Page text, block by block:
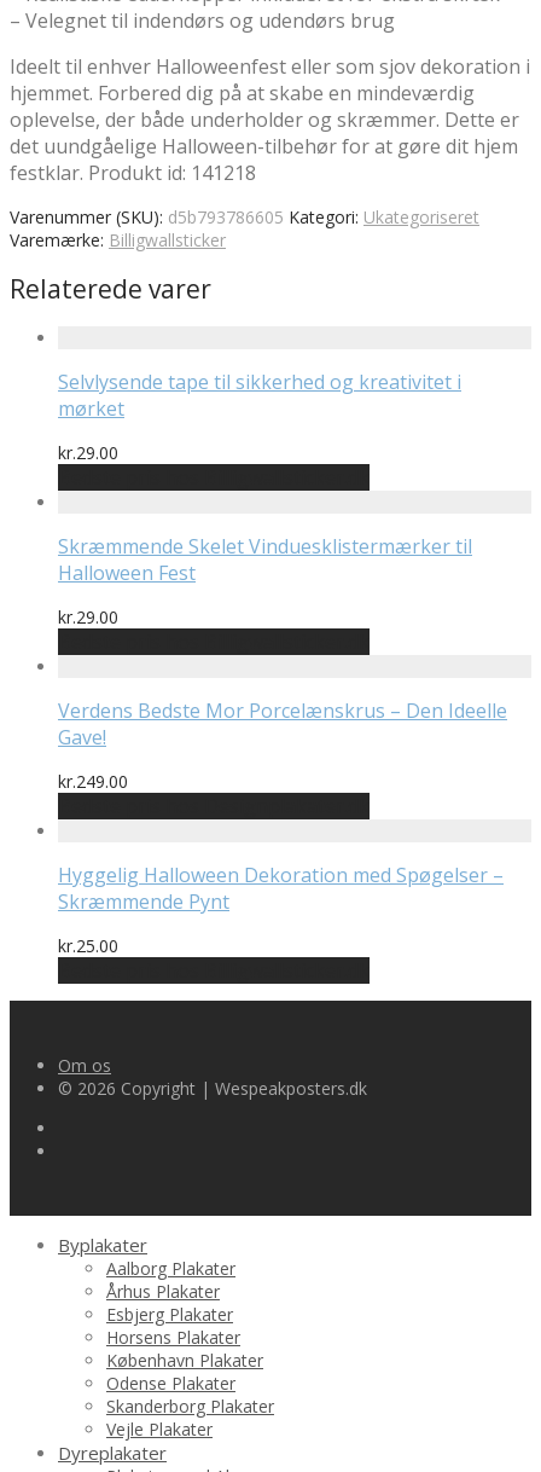
– Velegnet til indendørs og udendørs brug
Ideelt til enhver Halloweenfest eller som sjov dekoration i
hjemmet. Forbered dig på at skabe en mindeværdig
oplevelse, der både underholder og skræmmer. Dette er
det uundgåelige Halloween-tilbehør for at gøre dit hjem
festklar. Produkt id: 141218
Varenummer (SKU): d5b793786605 Kategori: Ukategoriseret
Varemærke: Billigwallsticker
Relaterede varer
Selvlysende tape til sikkerhed og kreativitet i
mørket
kr.29.00
Skræmmende Skelet Vinduesklistermærker til
Halloween Fest
kr.29.00
Verdens Bedste Mor Porcelænskrus – Den Ideelle
Gave!
kr.249.00
Hyggelig Halloween Dekoration med Spøgelser –
Skræmmende Pynt
kr.25.00
Om os
© 2026 Copyright | Wespeakposters.dk
Byplakater
Aalborg Plakater
Århus Plakater
Esbjerg Plakater
Horsens Plakater
København Plakater
Odense Plakater
Skanderborg Plakater
Vejle Plakater
Dyreplakater